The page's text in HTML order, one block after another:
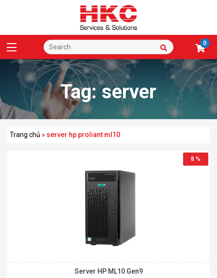
0
Tag:server
hp proliant ml10
Trang chủ » server hp proliant ml10
8 %
Server HP ML10 Gen9